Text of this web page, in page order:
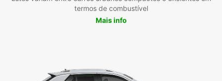
termos de combustível
Mais info